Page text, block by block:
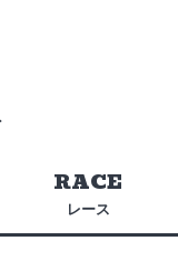
レース
RACE